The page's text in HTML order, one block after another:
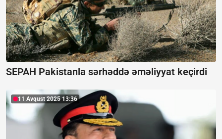
SEPAH Pakistanla sərhəddə əməliyyat keçirdi
11 Avqust 2025 13:36